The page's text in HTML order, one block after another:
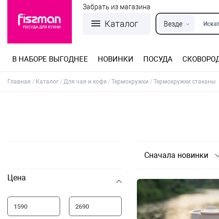
Каталог Везде
Забрать из магазина
В НАБОРЕ ВЫГОДНЕЕ НОВИНКИ ПОСУДА
Главная Каталог Для чая и кофе Термокружки Термокружки стаканы
Цена
Сначала новинки